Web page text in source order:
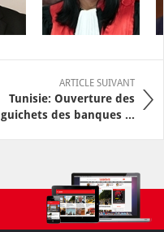
ARTICLE SUIVANT
Tunisie: Ouverture des
guichets des banques ...